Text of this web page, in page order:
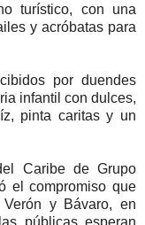
turístico, con una
y acróbatas para
por duendes
infantil con dulces,
pinta caritas y un
Caribe de Grupo
el compromiso que
y Bávaro, en
públicas esperan